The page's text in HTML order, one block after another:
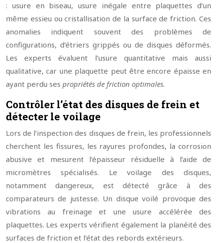
: usure en biseau, usure inégale entre plaquettes d’un
même essieu ou cristallisation de la surface de friction. Ces
anomalies indiquent souvent des problèmes de
configurations, d’étriers grippés ou de disques déformés.
Les experts évaluent l’usure quantitative mais aussi
qualitative, car une plaquette peut être encore épaisse en
ayant perdu ses propriétés de friction optimales.
Contrôler l’état des disques de frein et
détecter le voilage
Lors de l’inspection des disques de frein, les professionnels
cherchent les fissures, les rayures profondes, la corrosion
abusive et mesurent l’épaisseur résiduelle à l’aide de
micromètres spécialisés. Le voilage des disques,
notamment dangereux, est détecté grâce à des
comparateurs de justesse. Un disque voilé provoque des
vibrations au freinage et une usure accélérée des
plaquettes. Les experts vérifient également la planéité des
surfaces de friction et l’état des rebords extérieurs.